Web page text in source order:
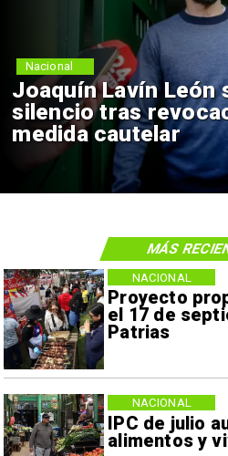
Joaquín Lavín León
silencio tras
medida cautelar
Nacional
Proyecto
el 17 de
Patrias
NACIONAL
IPC de julio
alimentos y
NACIONAL
MÁS